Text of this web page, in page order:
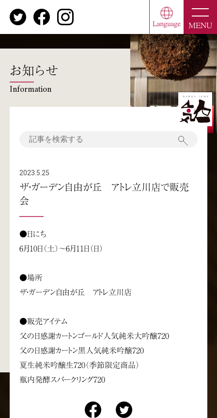
MENU
お知らせ
Information
2023.5.25
ザ・ガーデン自由が丘 アトレ立川店で販売
会
●日にち
6月10日（土）～6月11日（日）
●場所
ザ・ガーデン自由が丘 アトレ立川店
●販売アイテム
父の日感謝カートンゴールド人気純米大吟醸720
父の日感謝カートン黒人気純米吟醸720
夏生純米吟醸生720（季節限定商品）
瓶内発酵スパークリング720